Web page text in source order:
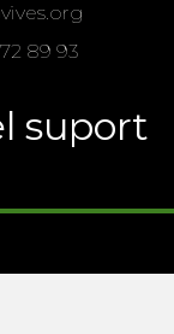
89 93
suport